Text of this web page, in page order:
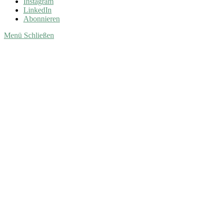
LinkedIn
Abonnieren
Menü Schließen